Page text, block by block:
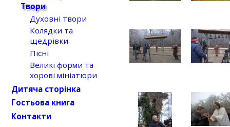
Твори
Духовні твори
Колядки та
щедрівки
Пісні
Великі форми та
хорові мініатюри
Дитяча сторінка
Гостьова книга
Контакти